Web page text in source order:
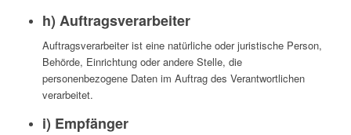
h) Auftragsverarbeiter
Auftragsverarbeiter ist eine natürliche oder juristische Person,
Behörde, Einrichtung oder andere Stelle, die
personenbezogene Daten im Auftrag des Verantwortlichen
verarbeitet.
i) Empfänger